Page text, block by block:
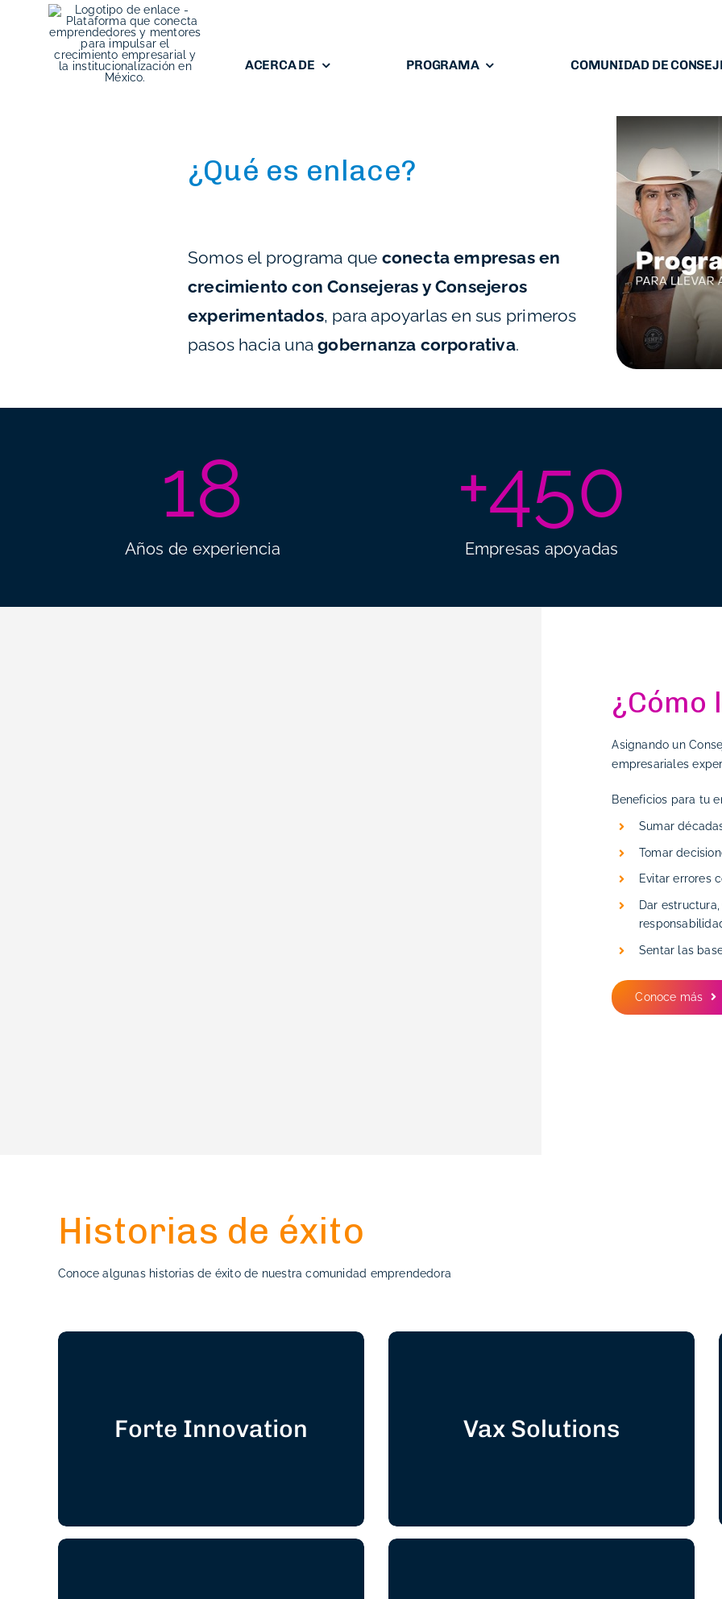
ACERCA DE PROGRAMA COMUNIDAD DE
¿Qué es enlace?
Somos el programa que conecta empresas en
crecimiento con Consejeras y Consejeros
experimentados, para apoyarlas en sus primeros
pasos hacia unagobernanza corporativa.
18
Años de experiencia
+450
Empresas apoyadas
¿Cómo
Asignando un
empresariales
Beneficios para tu
Sumar
Tomar
Evitar errores
Dar
Sentar las
Conoce más
Historias de éxito
Conoce algunas historias de éxito de nuestra comunidad emprendedora
Forte Innovation
rentabilidad
Vax Solutions
Ventas
↑ 4000%